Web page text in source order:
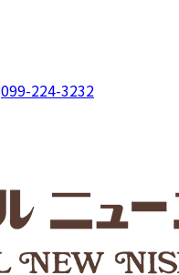
099-224-3232